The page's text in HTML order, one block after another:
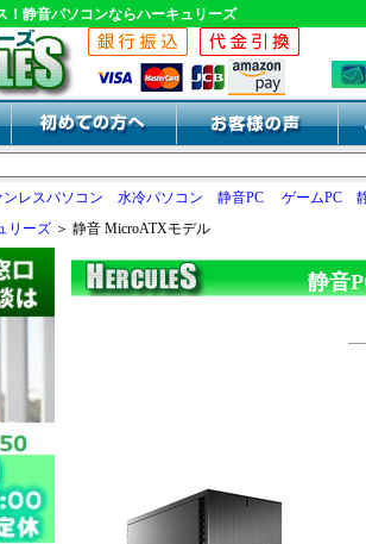
！静音パソコンならハーキュリーズ
ンレスパソコン 水冷パソコン 静音PC ゲームPC
リーズ ＞ 静音 MicroATXモデル
静音